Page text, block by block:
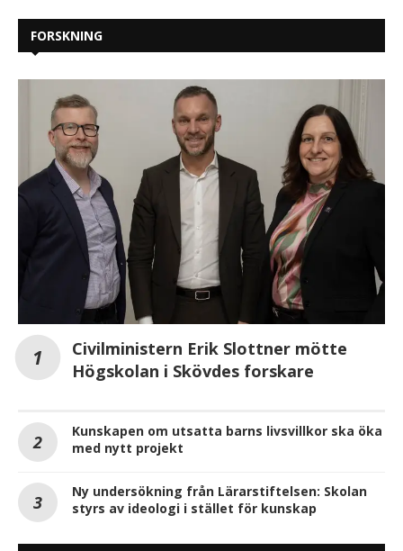
FORSKNING
Civilministern Erik Slottner mötte
Högskolan i Skövdes forskare
Kunskapen om utsatta barns livsvillkor ska öka
med nytt projekt
Ny undersökning från Lärarstiftelsen: Skolan
styrs av ideologi i stället för kunskap